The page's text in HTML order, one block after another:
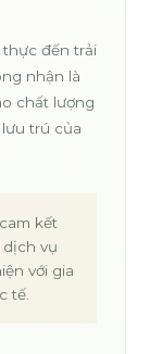
thực đến trải
nhận là
chất lượng
trú của
kết
vụ
với gia
tế.